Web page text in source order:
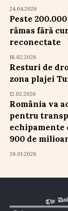
24.04.2026
Peste
rămas fără
reconectate
18.02.2026
Resturi de
zona plajei
12.02.2026
România va
pentru
echipamente
900 de
26.01.2026